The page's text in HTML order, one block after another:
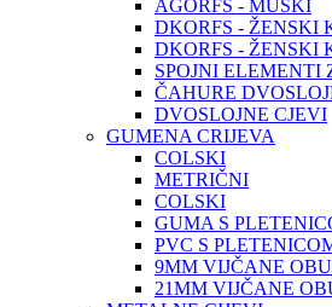
AGORFS - MUŠKI
DKORFS - ŽENSKI
DKORFS - ŽENSKI
SPOJNI ELEMENTI
ČAHURE
DVOSLOJNE CJEVI
GUMENA CRIJEVA
COLSKI
METRIČNI
COLSKI
GUMA S
PVC S
9MM VIJČANE
21MM VIJČANE